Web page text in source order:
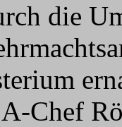
die
Chef